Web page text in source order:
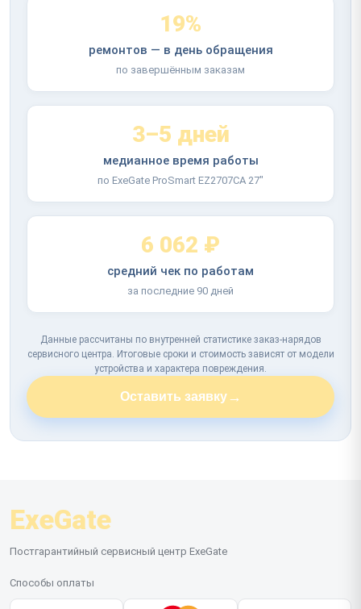
19%
ремонтов — в день обращения
по завершённым заказам
3–5 дней
медианное время работы
по ExeGate ProSmart EZ2707CA 27"
6 062 ₽
средний чек по работам
за последние 90 дней
Данные рассчитаны по внутренней статистике заказ-нарядов
сервисного центра. Итоговые сроки и стоимость зависят от модели
устройства и характера повреждения.
Оставить заявку→
ExeGate
Постгарантийный сервисный центр ExeGate
Способы оплаты